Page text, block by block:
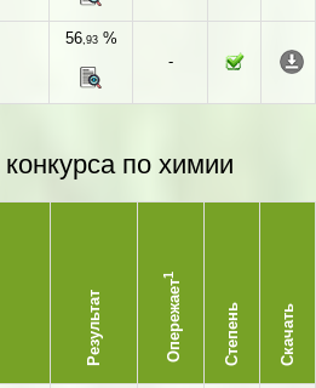
56,93%
-
по химии
Результат Опережает
1
Степень Скачать